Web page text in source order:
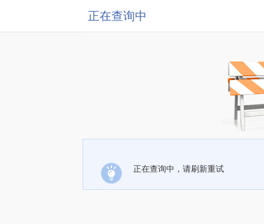
正在查询中
正在查询中，请刷新重试